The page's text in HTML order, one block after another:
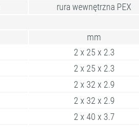
rura wewnętrzna PEX
mm
2 x 25 x 2.3
2 x 25 x 2.3
2 x 32 x 2.9
2 x 32 x 2.9
2 x 40 x 3.7